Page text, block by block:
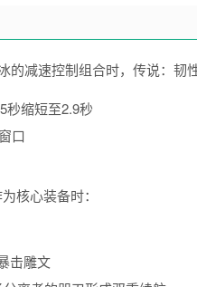
减速控制组合时，传说：韧
秒缩短至2.9秒
口
核心装备时：
击雕文